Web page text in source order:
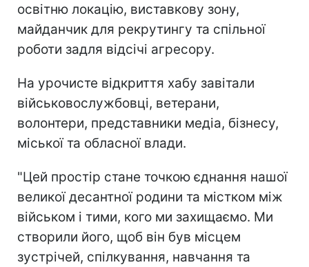
освітню локацію, виставкову зону,
майданчик для рекрутингу та спільної
роботи задля відсічі агресору.
На урочисте відкриття хабу завітали
військовослужбовці, ветерани,
волонтери, представники медіа, бізнесу,
міської та обласної влади.
"Цей простір стане точкою єднання нашої
великої десантної родини та містком між
військом і тими, кого ми захищаємо. Ми
створили його, щоб він був місцем
зустрічей, спілкування, навчання та